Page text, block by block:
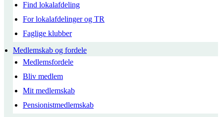
Find lokalafdeling
For lokalafdelinger og TR
Faglige klubber
Medlemskab og fordele
Medlemsfordele
Bliv medlem
Mit medlemskab
Pensionistmedlemskab